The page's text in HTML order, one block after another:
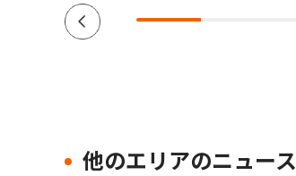
他のエリアのニュース